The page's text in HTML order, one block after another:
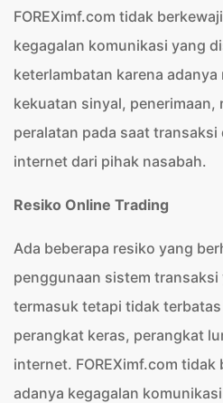
FOREXimf.com tidak
kegagalan komunikasi yang
keterlambatan karena adanya
kekuatan sinyal,
peralatan pada saat transaksi
internet dari pihak nasabah.
Resiko Online Trading
Ada beberapa resiko yang
penggunaan sistem
termasuk tetapi tidak
perangkat keras, perangkat
internet. FOREXimf.com tidak
adanya kegagalan